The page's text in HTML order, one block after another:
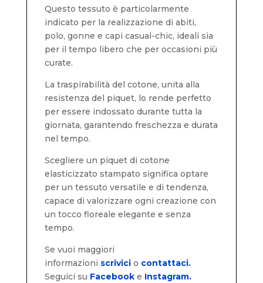
Questo tessuto è particolarmente
indicato per la realizzazione di abiti,
polo, gonne e capi casual-chic, ideali sia
per il tempo libero che per occasioni più
curate.
La traspirabilità del cotone, unita alla
resistenza del piquet, lo rende perfetto
per essere indossato durante tutta la
giornata, garantendo freschezza e durata
nel tempo.
Scegliere un piquet di cotone
elasticizzato stampato significa optare
per un tessuto versatile e di tendenza,
capace di valorizzare ogni creazione con
un tocco floreale elegante e senza
tempo.
Se vuoi maggiori
informazioni scrivici o contattaci.
Seguici su Facebooke Instagram.